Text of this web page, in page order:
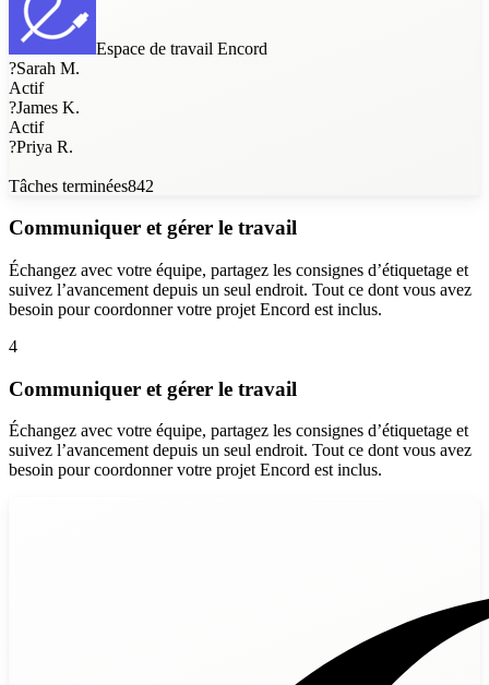
Espace de travail Encord
?Sarah M.
Actif
?James K.
Actif
?Priya R.
Tâches terminées842
Communiquer et gérer le travail
Échangez avec votre équipe, partagez les consignes d’étiquetage et
suivez l’avancement depuis un seul endroit. Tout ce dont vous avez
besoin pour coordonner votre projet Encord est inclus.
4
Communiquer et gérer le travail
Échangez avec votre équipe, partagez les consignes d’étiquetage et
suivez l’avancement depuis un seul endroit. Tout ce dont vous avez
besoin pour coordonner votre projet Encord est inclus.